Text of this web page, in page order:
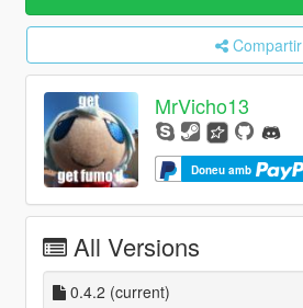
Compartir
MrVicho13
Doneu amb
All Versions
0.4.2 (current)